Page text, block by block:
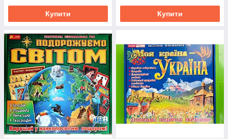
Купити Купити